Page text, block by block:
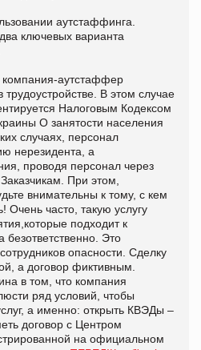
аутстаффинга.
ключевых варианта
компания-аутстаффер
В этом случае
Налоговым Кодексом
О занятости населения
случаях, персонал
нерезидента, а
проводя персонал через
При этом,
внимательны к тому, с кем
Очень часто, такую услугу
подходит к
Это
опасности. Сделку
а договор фиктивным.
в том, что компания
ряд условий, чтобы
а именно: открыть КВЭДы –
договор с Центром
на официальном